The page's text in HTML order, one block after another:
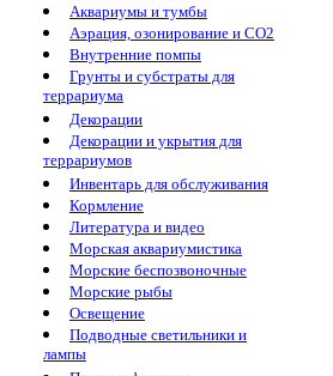
Аквариумы и тумбы
Аэрация, озонирование и CO2
Внутренние помпы
Грунты и субстраты для
террариума
Декорации
Декорации и укрытия для
террариумов
Инвентарь для обслуживания
Кормление
Литература и видео
Морская аквариумистика
Морские беспозвоночные
Морские рыбы
Освещение
Подводные светильники и
лампы